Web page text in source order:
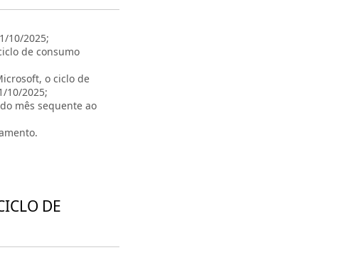
10/2025;
de consumo
o ciclo de
10/2025;
mês sequente ao
DE